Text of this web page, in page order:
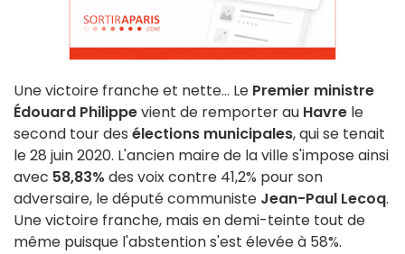
Une victoire franche et nette... Le Premier ministre
Édouard Philippevient de remporter au Havre le
second tour des élections municipales, qui se tenait
le 28 juin 2020. L'ancien maire de la ville s'impose ainsi
avec 58,83% des voix contre 41,2% pour son
adversaire, le député communiste Jean-Paul Lecoq.
Une victoire franche, mais en demi-teinte tout de
même puisque l'abstention s'est élevée à 58%.